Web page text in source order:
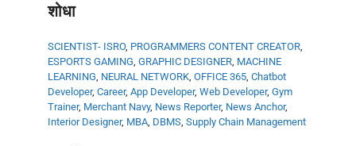
शोधा
SCIENTIST- ISRO, PROGRAMMERS CONTENT CREATOR
ESPORTS GAMING GRAPHIC DESIGNER MACHINE
LEARNING NEURAL NETWORK OFFICE 365 Chatbot
Developer, Career, App Developer, Web Developer, Gym
Trainer, Merchant Navy, News Reporter, News Anchor,
Interior Designer, MBA DBMS Supply Chain Management